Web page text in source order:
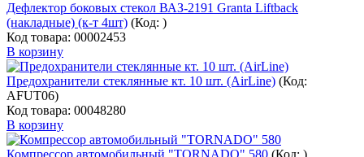
Дефлектор боковых стекол ВАЗ-2191 Granta Liftback
(накладные) (к-т 4шт) (Код: )
Код товара: 00002453
В корзину
Предохранители стеклянные кт. 10 шт. (AirLine) (Код:
AFUT06)
Код товара: 00048280
В корзину